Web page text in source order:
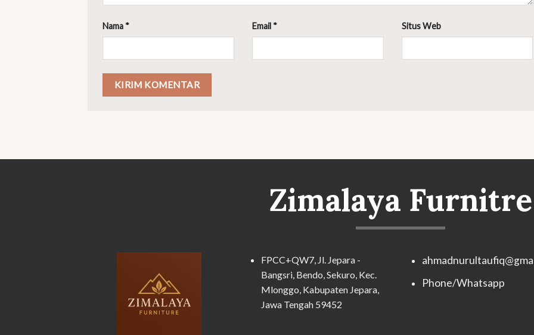
Nama * Email * Situs Web
Zimalaya Furnitre
FPCC+QW7, Jl. Jepara -
Bangsri, Bendo, Sekuro, Kec.
Mlonggo, Kabupaten Jepara,
Jawa Tengah 59452
Phone/Whatsapp